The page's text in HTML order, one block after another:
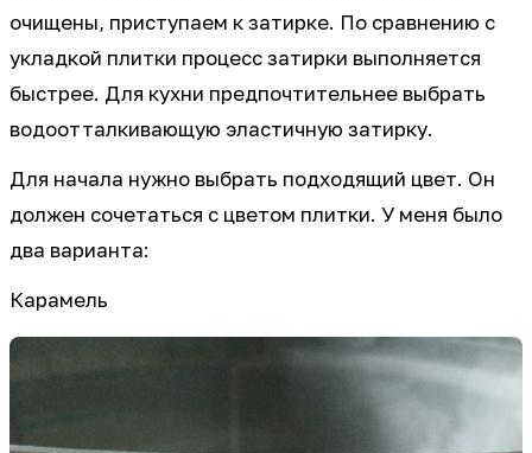
очищены, приступаем к затирке. По сравнению с
укладкой плитки процесс затирки выполняется
быстрее. Для кухни предпочтительнее выбрать
водоотталкивающую эластичную затирку.
Для начала нужно выбрать подходящий цвет. Он
должен сочетаться с цветом плитки. У меня было
два варианта:
Карамель